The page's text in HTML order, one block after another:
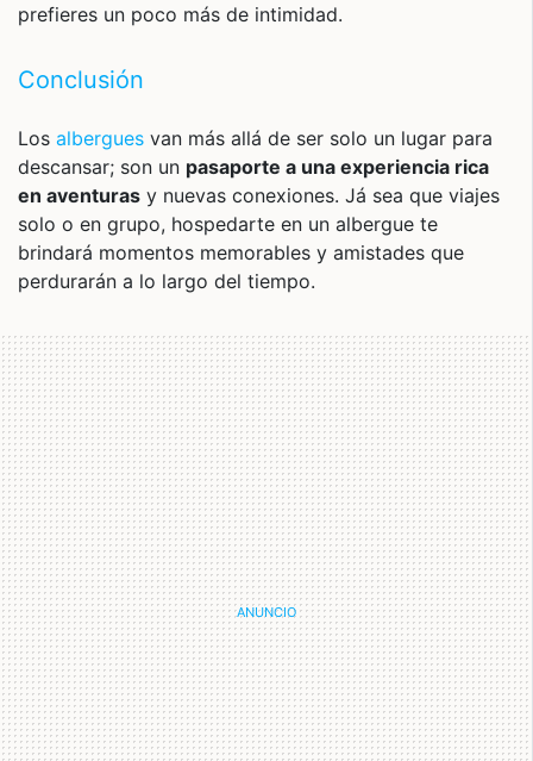
prefieres un poco más de intimidad.
Conclusión
Los albergues van más allá de ser solo un lugar para
descansar; son un pasaporte a una experiencia rica
en aventuras y nuevas conexiones. Já sea que viajes
solo o en grupo, hospedarte en un albergue te
brindará momentos memorables y amistades que
perdurarán a lo largo del tiempo.